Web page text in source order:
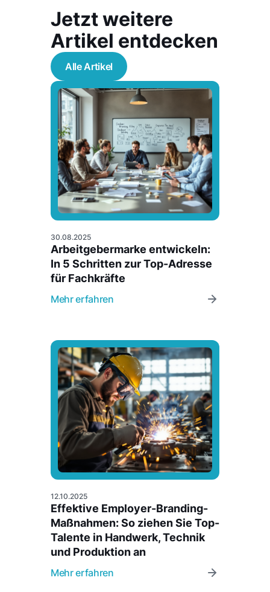
Jetzt weitere
Artikel entdecken
Alle Artikel
30.08.2025
Arbeitgebermarke entwickeln:
In 5 Schritten zur Top-Adresse
für Fachkräfte
Mehr erfahren
12.10.2025
Effektive Employer-Branding-
Maßnahmen: So ziehen Sie Top-
Talente in Handwerk, Technik
und Produktion an
Mehr erfahren